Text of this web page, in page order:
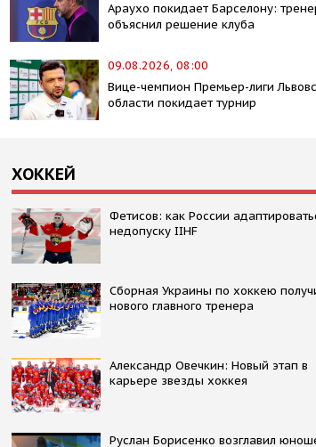
Араухо покидает Барселону:
объяснил решение клуба
09.08.2026, 08:00
Вице-чемпион Премьер-лиги
области покидает турнир
ХОККЕЙ
Фетисов: как России
недопуску IIHF
Сборная Украины по хоккею
нового главного тренера
Александр Овечкин: Новый этап в
карьере звезды хоккея
Руслан Борисенко возглавил